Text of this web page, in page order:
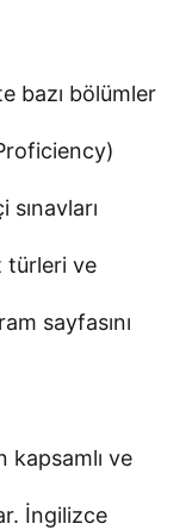
bazı bölümler
türleri ve
sayfasını
kapsamlı ve
İngilizce